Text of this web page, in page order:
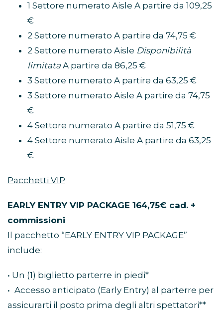
1 Settore numerato Aisle A partire da 109,25
€
2 Settore numerato A partire da 74,75 €
2 Settore numerato Aisle Disponibilità
limitata A partire da 86,25 €
3 Settore numerato A partire da 63,25 €
3 Settore numerato Aisle A partire da 74,75
€
4 Settore numerato A partire da 51,75 €
4 Settore numerato Aisle A partire da 63,25
€
Pacchetti VIP
EARLY ENTRY VIP PACKAGE 164,75€ cad. +
commissioni
Il pacchetto “EARLY ENTRY VIP PACKAGE”
include:
• Un (1) biglietto parterre in piedi*
• Accesso anticipato (Early Entry) al parterre per
assicurarti il posto prima degli altri spettatori**